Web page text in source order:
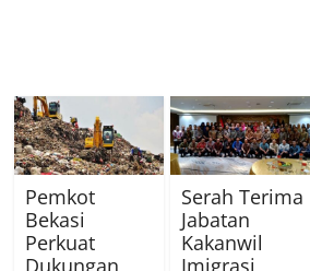
Pemkot
Bekasi
Perkuat
Serah Terima
Jabatan
Kakanwil